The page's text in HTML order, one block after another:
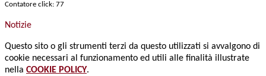
Contatore click: 77
Notizie
Questo sito o gli strumenti terzi da questo utilizzati si avvalgono di
cookie necessari al funzionamento ed utili alle finalità illustrate
nella COOKIE POLICY.